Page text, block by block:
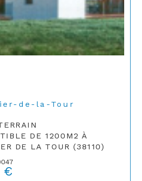
DE 1200M2 À
DE LA TOUR (38110)
€